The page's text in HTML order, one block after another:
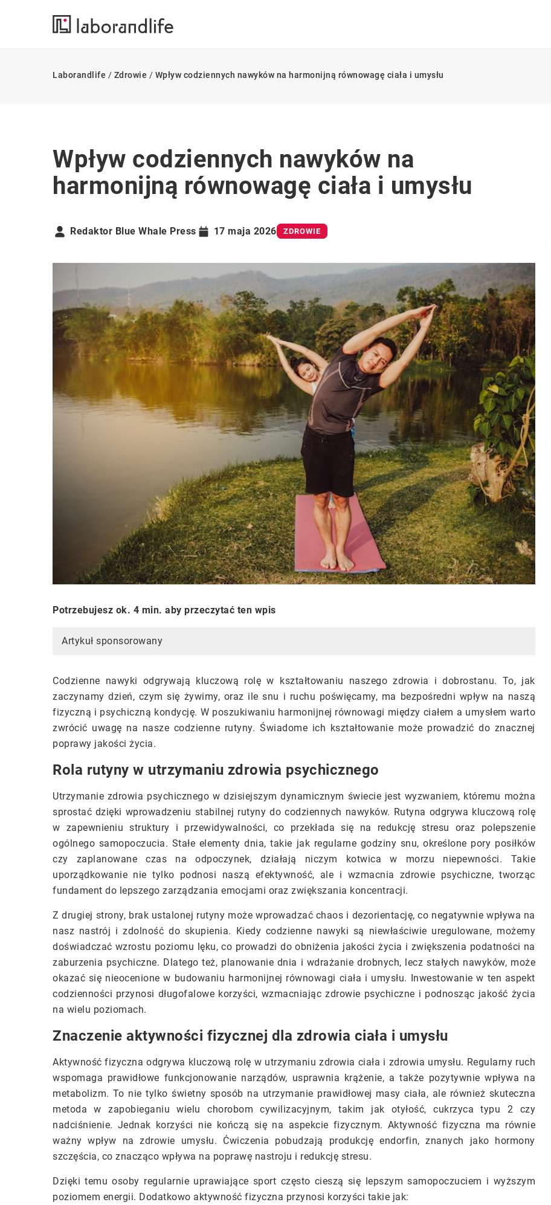
Laborandlife / Zdrowie / Wpływ codziennych nawyków na harmonijną równowagę ciała i umysłu
Wpływ codziennych nawyków na
harmonijną równowagę ciała i umysłu
Redaktor Blue Whale Press 17 maja 2026 ZDROWIE
Potrzebujesz ok. 4 min. aby przeczytać ten wpis
Artykuł sponsorowany
Codzienne nawyki odgrywają kluczową rolę w kształtowaniu naszego zdrowia i dobrostanu. To, jak
zaczynamy dzień, czym się żywimy, oraz ile snu i ruchu poświęcamy, ma bezpośredni wpływ na naszą
fizyczną i psychiczną kondycję. W poszukiwaniu harmonijnej równowagi między ciałem a umysłem warto
zwrócić uwagę na nasze codzienne rutyny. Świadome ich kształtowanie może prowadzić do znacznej
poprawy jakości życia.
Rola rutyny w utrzymaniu zdrowia psychicznego
Utrzymanie zdrowia psychicznego w dzisiejszym dynamicznym świecie jest wyzwaniem, któremu można
sprostać dzięki wprowadzeniu stabilnej rutyny do codziennych nawyków. Rutyna odgrywa kluczową rolę
w zapewnieniu struktury i przewidywalności, co przekłada się na redukcję stresu oraz polepszenie
ogólnego samopoczucia. Stałe elementy dnia, takie jak regularne godziny snu, określone pory posiłków
czy zaplanowane czas na odpoczynek, działają niczym kotwica w morzu niepewności. Takie
uporządkowanie nie tylko podnosi naszą efektywność, ale i wzmacnia zdrowie psychiczne, tworząc
fundament do lepszego zarządzania emocjami oraz zwiększania koncentracji.
Z drugiej strony, brak ustalonej rutyny może wprowadzać chaos i dezorientację, co negatywnie wpływa na
nasz nastrój i zdolność do skupienia. Kiedy codzienne nawyki są niewłaściwie uregulowane, możemy
doświadczać wzrostu poziomu lęku, co prowadzi do obniżenia jakości życia i zwiększenia podatności na
zaburzenia psychiczne. Dlatego też, planowanie dnia i wdrażanie drobnych, lecz stałych nawyków, może
okazać się nieocenione w budowaniu harmonijnej równowagi ciała i umysłu. Inwestowanie w ten aspekt
codzienności przynosi długofalowe korzyści, wzmacniając zdrowie psychiczne i podnosząc jakość życia
na wielu poziomach.
Znaczenie aktywności fizycznej dla zdrowia ciała i umysłu
Aktywność fizyczna odgrywa kluczową rolę w utrzymaniu zdrowia ciała i zdrowia umysłu. Regularny ruch
wspomaga prawidłowe funkcjonowanie narządów, usprawnia krążenie, a także pozytywnie wpływa na
metabolizm. To nie tylko świetny sposób na utrzymanie prawidłowej masy ciała, ale również skuteczna
metoda w zapobieganiu wielu chorobom cywilizacyjnym, takim jak otyłość, cukrzyca typu 2 czy
nadciśnienie. Jednak korzyści nie kończą się na aspekcie fizycznym. Aktywność fizyczna ma równie
ważny wpływ na zdrowie umysłu. Ćwiczenia pobudzają produkcję endorfin, znanych jako hormony
szczęścia, co znacząco wpływa na poprawę nastroju i redukcję stresu.
Dzięki temu osoby regularnie uprawiające sport często cieszą się lepszym samopoczuciem i wyższym
poziomem energii. Dodatkowo aktywność fizyczna przynosi korzyści takie jak: